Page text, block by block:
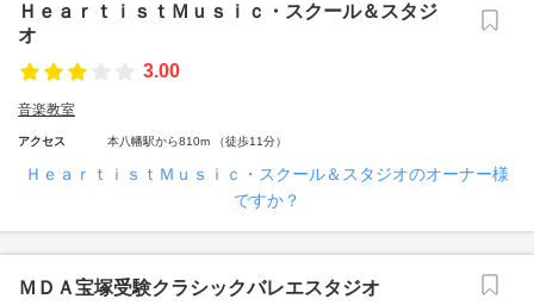
ＨｅａｒｔｉｓｔＭｕｓｉｃ・スクール＆スタジ
オ
3.00
音楽教室
アクセス 本八幡駅から810m （徒歩11分）
ＨｅａｒｔｉｓｔＭｕｓｉｃ・スクール＆スタジオのオーナー様
ですか？
ＭＤＡ宝塚受験クラシックバレエスタジオ